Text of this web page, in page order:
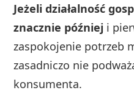
Jeżeli działalność
znacznie później i
zaspokojenie potrzeb
zasadniczo nie
konsumenta.